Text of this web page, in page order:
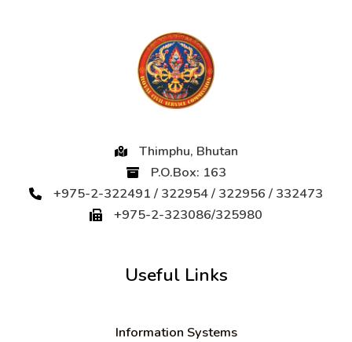
Thimphu, Bhutan
P.O.Box: 163
+975-2-322491 / 322954 / 322956 / 332473
+975-2-323086/325980
Useful Links
Information Systems